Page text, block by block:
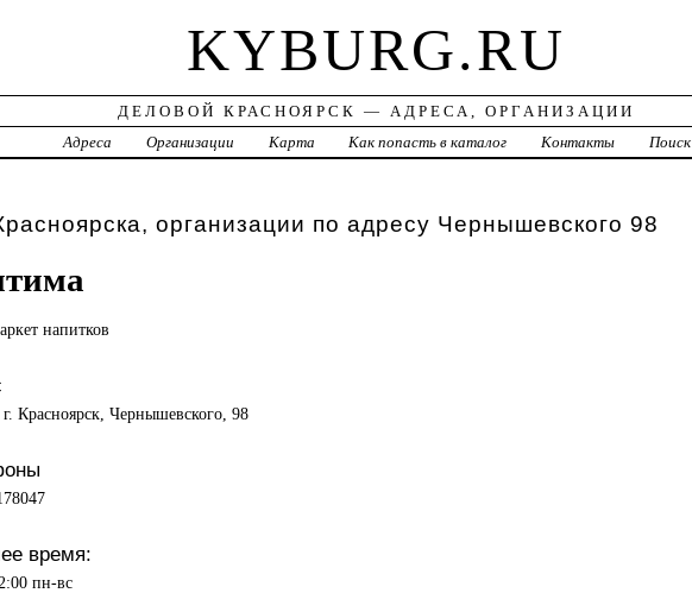
KYBURG.RU
ДЕЛОВОЙ КРАСНОЯРСК — АДРЕСА, ОРГАНИЗАЦИИ
Адреса
Организации Карта Как попасть в каталог Контакты Поиск
организации по адресу Чернышевского 98
напитков
г. Красноярск, Чернышевского, 98
время:
пн-вс